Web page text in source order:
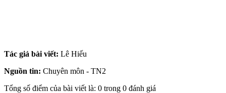
Tác giả bài viết: Lê Hiếu
Nguồn tin: Chuyên môn - TN2
Tổng số điểm của bài viết là: 0 trong 0 đánh giá